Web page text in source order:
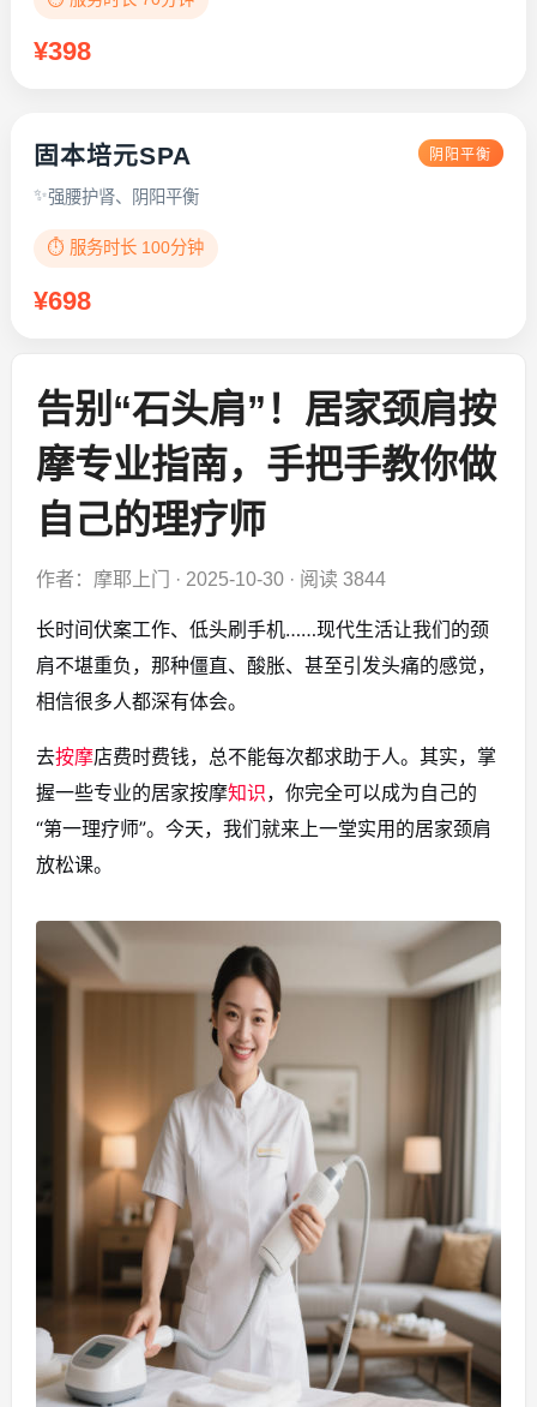
¥398
固本培元SPA 阴阳平衡
强腰护肾、阴阳平衡
⏱️ 服务时长 100分钟
¥698
告别“石头肩”！居家颈肩按
摩专业指南，手把手教你做
自己的理疗师
作者：摩耶上门 · 2025-10-30· 阅读 3844
长时间伏案工作、低头刷手机……现代生活让我们的颈
肩不堪重负，那种僵直、酸胀、甚至引发头痛的感觉，
相信很多人都深有体会。
去按摩店费时费钱，总不能每次都求助于人。其实，掌
握一些专业的居家按摩知识，你完全可以成为自己的
“第一理疗师”。今天，我们就来上一堂实用的居家颈肩
放松课。